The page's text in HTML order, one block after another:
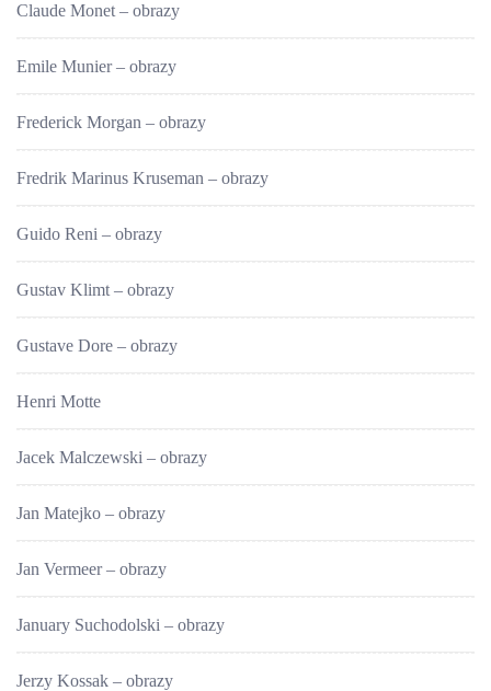
Claude Monet – obrazy
Emile Munier – obrazy
Frederick Morgan – obrazy
Fredrik Marinus Kruseman – obrazy
Guido Reni – obrazy
Gustav Klimt – obrazy
Gustave Dore – obrazy
Henri Motte
Jacek Malczewski – obrazy
Jan Matejko – obrazy
Jan Vermeer – obrazy
January Suchodolski – obrazy
Jerzy Kossak – obrazy